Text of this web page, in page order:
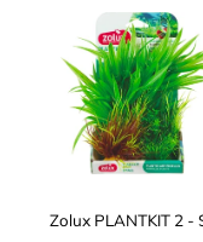
Nejprodávanější
Abecedně
Zolux PLANTKIT 2 -